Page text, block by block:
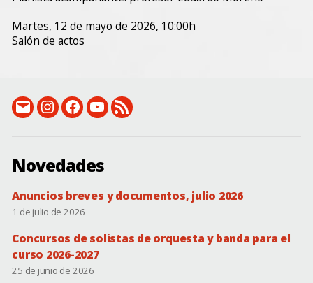
Martes, 12 de mayo de 2026, 10:00h
Salón de actos
email:Instagram:
Facebook:
CanalRSS
Novedades
Anuncios breves y documentos, julio 2026
1 de julio de 2026
Concursos de solistas de orquesta y banda para el
curso 2026-2027
25 de junio de 2026